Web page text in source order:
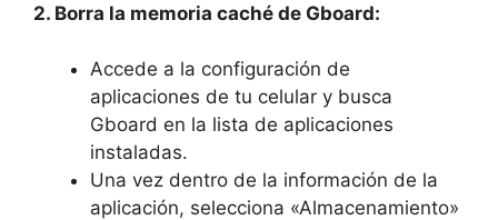
2.‌ Borra la memoria caché de‌ Gboard:
Accede a la configuración de‌
aplicaciones de tu⁢ celular y ⁤busca
Gboard en la lista de aplicaciones
instaladas.
Una vez​ dentro de ‍la⁤ información de la ​
aplicación, ⁣selecciona «Almacenamiento»⁣